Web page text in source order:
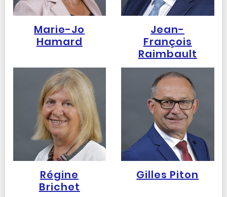
Marie-Jo
Hamard
Jean-
François
Raimbault
Régine
Brichet
Gilles Piton